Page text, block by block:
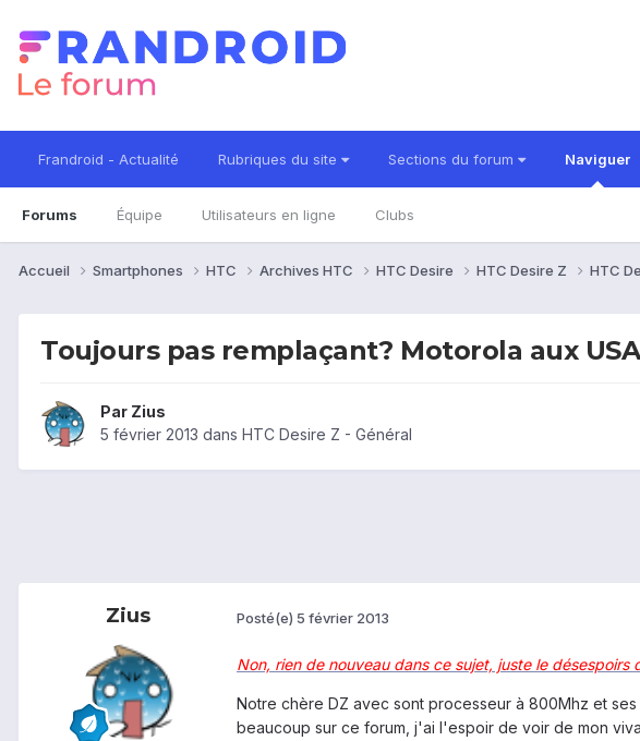
Frandroid - Actualité Rubriques du site Sections du forum Naviguer
Forums Équipe Utilisateurs en ligne Clubs
Accueil Smartphones HTC Archives HTC HTC Desire HTC Desire Z HTC
Toujours pas remplaçant? Motorola aux
Par Zius
5 février 2013 dans HTC Desire Z - Général
Zius Posté(e) 5 février 2013
Non, rien de nouveau dans ce sujet, juste le désespoirs
Notre chère DZ avec sont processeur à 800Mhz et
beaucoup sur ce forum, j'ai l'espoir de voir de mon